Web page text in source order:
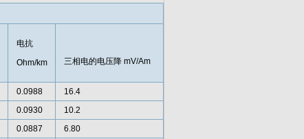
电抗
Ohm/km
三相电的电压降 mV/Am
0.0988
16.4
0.0930
10.2
0.0887
6.80